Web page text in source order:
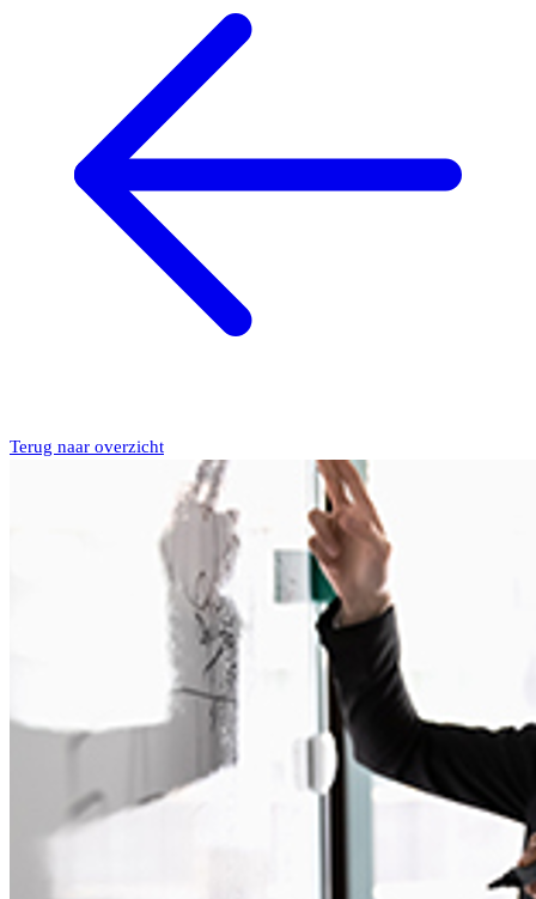
Terug naar overzicht